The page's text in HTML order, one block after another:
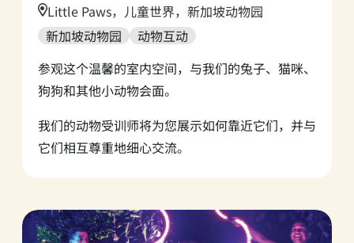
Location:
Little Paws，儿童世界，新加坡动物园
新加坡动物园
动物互动
参观这个温馨的室内空间，与我们的兔子、猫咪、
狗狗和其他小动物会面。
我们的动物受训师将为您展示如何靠近它们，并与
它们相互尊重地细心交流。